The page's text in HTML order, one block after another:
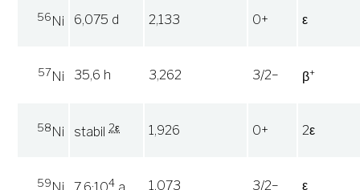
56 Ni 6,075 d 2,133 0+ ε
57Ni 35,6 h 3,262 3/2− β+
58 Ni stabil 2ε 1,926 0+ 2ε
59 4 1,073 3/2− ε